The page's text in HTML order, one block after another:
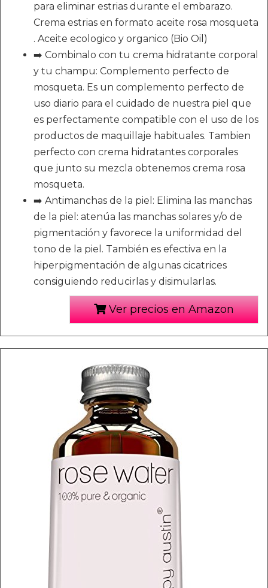
para eliminar estrias durante el embarazo.
Crema estrias en formato aceite rosa mosqueta
. Aceite ecologico y organico (Bio Oil)
➡️ Combinalo con tu crema hidratante corporal
y tu champu: Complemento perfecto de
mosqueta. Es un complemento perfecto de
uso diario para el cuidado de nuestra piel que
es perfectamente compatible con el uso de los
productos de maquillaje habituales. Tambien
perfecto con crema hidratantes corporales
que junto su mezcla obtenemos crema rosa
mosqueta.
➡️ Antimanchas de la piel: Elimina las manchas
de la piel: atenúa las manchas solares y/o de
pigmentación y favorece la uniformidad del
tono de la piel. También es efectiva en la
hiperpigmentación de algunas cicatrices
consiguiendo reducirlas y disimularlas.
Ver precios en Amazon